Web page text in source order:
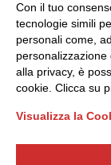
Partner
Privacy
Seguici
Con il tuo
tecnologie simili
personali come,
alla privacy, è
cookie. Clicca su
Visualizza la